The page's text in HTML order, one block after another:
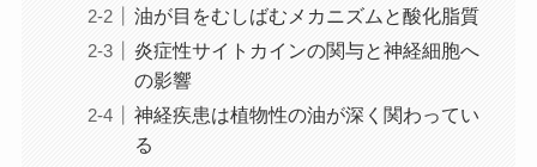
油が目をむしばむメカニズムと酸化脂質
炎症性サイトカインの関与と神経細胞へ
の影響
神経疾患は植物性の油が深く関わってい
る